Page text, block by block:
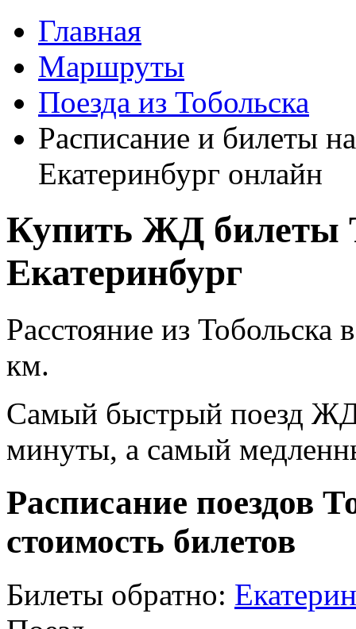
Главная
Маршруты
Поезда из Тобольска
Расписание и билеты
Екатеринбург онлайн
Купить ЖД билеты
Екатеринбург
Расстояние из Тобольска
км.
Самый быстрый поезд ЖД
минуты, а самый
Расписание поездов
стоимость билетов
Билеты обратно: